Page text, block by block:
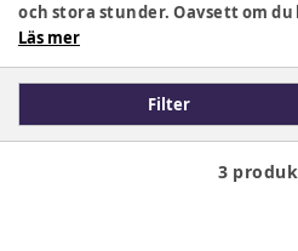
och stora stunder. Oavsett om
den nyfödda, bekväma
ålder och säsong. Upptäck allt
till bodys, ullkläder, pyjamasar,
accessoarer – noggrant utvalda
morgon till kväll, året om.
Läs mer
Filter
3